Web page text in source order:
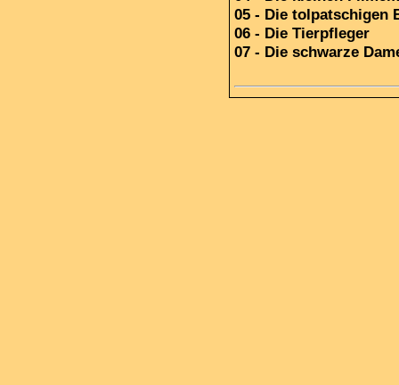
05 - Die tolpatschigen
06 - Die Tierpfleger
07 - Die schwarze